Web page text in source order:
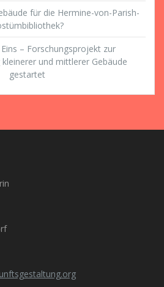
für die Hermine-von-Parish-
– Forschungsprojekt zur
und mittlerer Gebäude
gestartet